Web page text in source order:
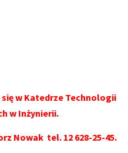
w Katedrze Technologii
w Inżynierii.
Nowak tel. 12 628-25-45.